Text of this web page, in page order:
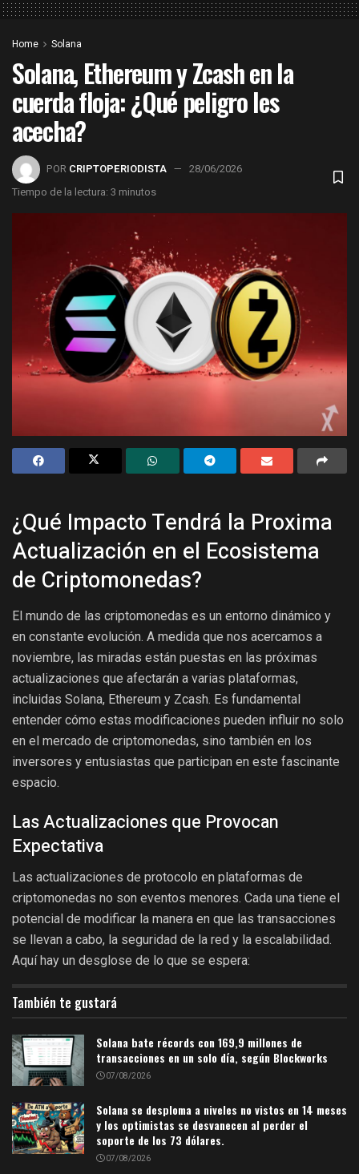
Home Solana
Solana, Ethereum y Zcash en la
cuerda floja: ¿Qué peligro les
acecha?
POR CRIPTOPERIODISTA
28/06/2026
Tiempo de la lectura: 3 minutos
¿Qué Impacto Tendrá la Proxima
Actualización en el Ecosistema
de Criptomonedas?
El mundo de las criptomonedas es un entorno dinámico y
en constante evolución. A medida que nos acercamos a
noviembre, las miradas están puestas en las próximas
actualizaciones que afectarán a varias plataformas,
incluidas Solana, Ethereum y Zcash. Es fundamental
entender cómo estas modificaciones pueden influir no solo
en el mercado de criptomonedas, sino también en los
inversores y entusiastas que participan en este fascinante
espacio.
Las Actualizaciones que Provocan
Expectativa
Las actualizaciones de protocolo en plataformas de
criptomonedas no son eventos menores. Cada una tiene el
potencial de modificar la manera en que las transacciones
se llevan a cabo, la seguridad de la red y la escalabilidad.
Aquí hay un desglose de lo que se espera:
También te gustará
Solana bate récords con 169,9 millones de
transacciones en un solo día, según Blockworks
07/08/2026
Solana se desploma a niveles no vistos en 14 meses
y los optimistas se desvanecen al perder el
soporte de los 73 dólares.
07/08/2026